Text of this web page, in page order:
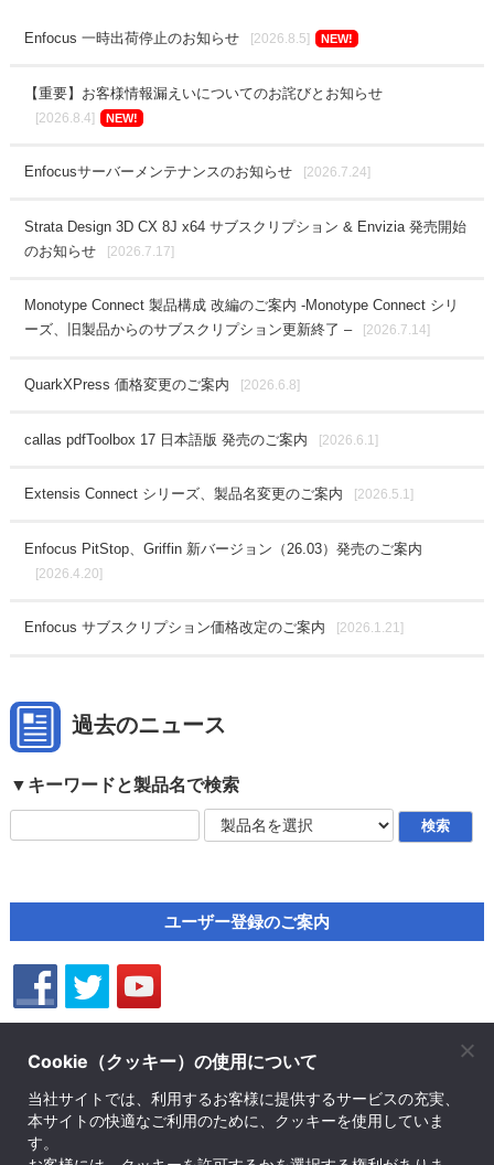
Enfocus 一時出荷停止のお知らせ [2026.8.5] NEW!
【重要】お客様情報漏えいについてのお詫びとお知らせ
[2026.8.4] NEW!
Enfocusサーバーメンテナンスのお知らせ [2026.7.24]
Strata Design 3D CX 8J x64 サブスクリプション & Envizia 発売開始
のお知らせ
[2026.7.17]
Monotype Connect 製品構成 改編のご案内 -Monotype Connect シリ
ーズ、旧製品からのサブスクリプション更新終了 –
[2026.7.14]
QuarkXPress 価格変更のご案内 [2026.6.8]
callas pdfToolbox 17 日本語版 発売のご案内 [2026.6.1]
Extensis Connect シリーズ、製品名変更のご案内 [2026.5.1]
Enfocus PitStop、Griffin 新バージョン（26.03）発売のご案内
[2026.4.20]
Enfocus サブスクリプション価格改定のご案内 [2026.1.21]
過去のニュース
▼キーワードと製品名で検索
ユーザー登録のご案内
株式会社ソフトウェア・トゥー
© SOFTWARE Too Corporation. All rights reserved.
お問い合せ先
Cookie（クッキー）の使用について
当社サイトでは、利用するお客様に提供するサービスの充実、
本サイトの快適なご利用のために、クッキーを使用していま
す。